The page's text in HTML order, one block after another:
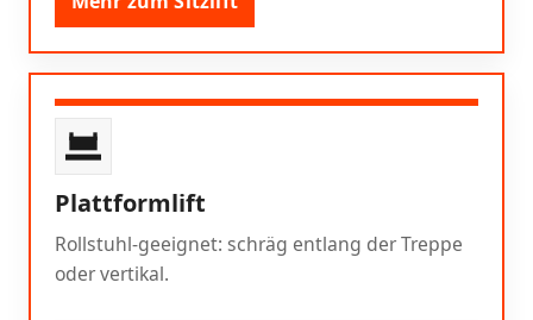
Plattformlift
Rollstuhl-geeignet: schräg entlang der Treppe
oder vertikal.